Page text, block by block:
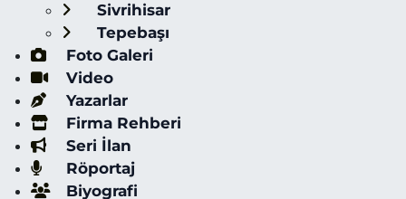
Sivrihisar
Tepebaşı
Foto Galeri
Video
Yazarlar
Firma Rehberi
Seri İlan
Röportaj
Biyografi